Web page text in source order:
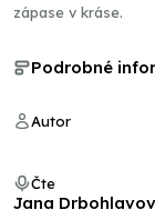
zápase v kráse.
Podrobné
Autor
Čte
Jana